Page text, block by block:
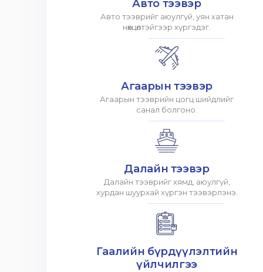
Авто тээвэр
Авто тээврийг аюулгүй, уян хатан
нөхцөлтэйгээр хүргэдэг.
Агаарын тээвэр
Агаарын тээврийн цогц шийдлийг
санал болгоно.
Далайн тээвэр
Далайн тээврийг хямд, аюулгүй,
хурдан шуурхай хүргэн тээвэрлэнэ.
Гаалийн бүрдүүлэлтийн
үйлчилгээ